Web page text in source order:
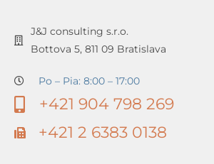
J&J consulting s.r.o.
Bottova 5, 811 09 Bratislava
Po – Pia: 8:00 – 17:00
+421 904 798 269
+421 2 6383 0138